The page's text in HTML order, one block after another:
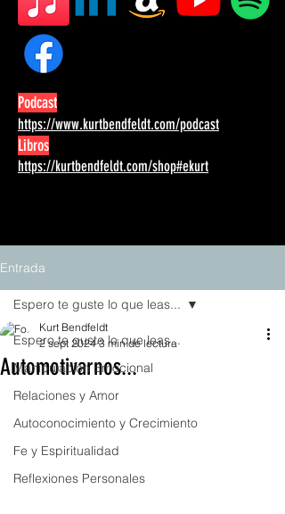
Podcast
https://www.kurtbendfeldt.com/podcast
Libros
https://kurtbendfeldt.com/shop#ekurt
Entrada
Espero te guste lo que leas...
Manipulación Emocional
Relaciones y Amor
Autoconocimiento y Crecimiento
Fe y Espiritualidad
Reflexiones Personales
Espero te guste lo que leas...
Automotivarnos...
Kurt Bendfeldt
2 sept 2024 3 min de lectura